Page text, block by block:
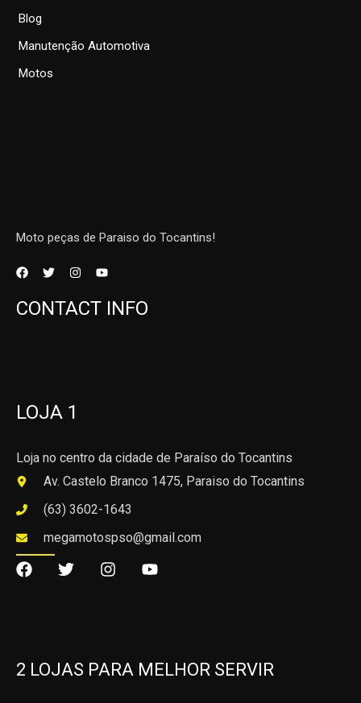
Blog
Manutenção Automotiva
Motos
Moto peças de Paraiso do Tocantins!
CONTACT INFO
LOJA 1
Loja no centro da cidade de Paraíso do Tocantins
Av. Castelo Branco 1475, Paraiso do Tocantins
(63) 3602-1643
megamotospso@gmail.com
2 LOJAS PARA MELHOR SERVIR